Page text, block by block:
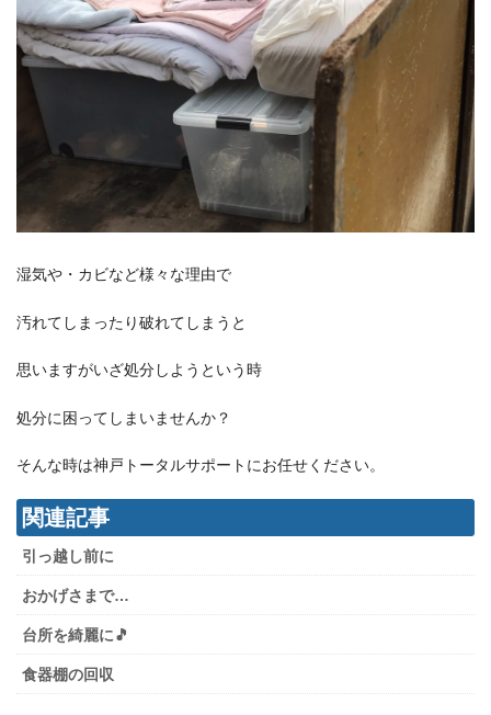
湿気や・カビなど様々な理由で
汚れてしまったり破れてしまうと
思いますがいざ処分しようという時
処分に困ってしまいませんか？
そんな時は神戸トータルサポートにお任せください。
関連記事
引っ越し前に
おかげさまで…
台所を綺麗に🎵
食器棚の回収